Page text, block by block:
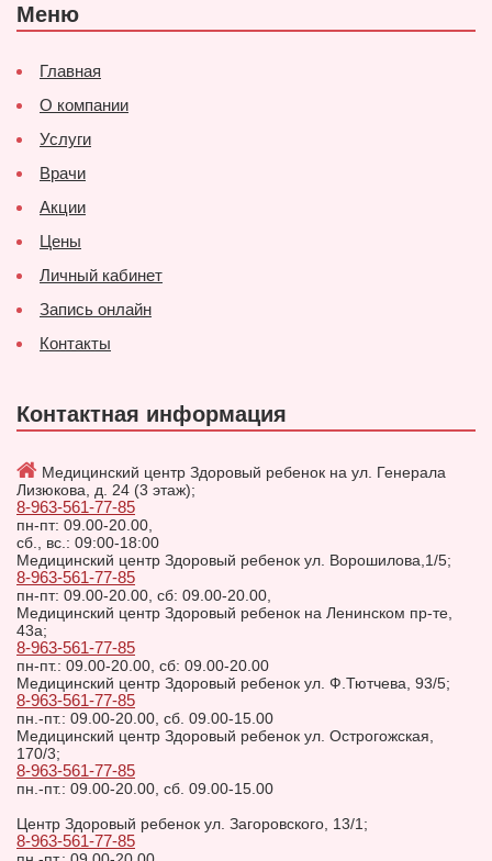
Меню
Главная
О компании
Услуги
Врачи
Акции
Цены
Личный кабинет
Запись онлайн
Контакты
Контактная информация
Медицинский центр Здоровый ребенок на ул. Генерала
Лизюкова, д. 24 (3 этаж);
8-963-561-77-85
пн-пт: 09.00-20.00,
сб., вс.: 09:00-18:00
Медицинский центр Здоровый ребенок ул. Ворошилова,1/5;
8-963-561-77-85
пн-пт: 09.00-20.00, сб: 09.00-20.00,
Медицинский центр Здоровый ребенок на Ленинском пр-те,
43а;
8-963-561-77-85
пн-пт.: 09.00-20.00, сб: 09.00-20.00
Медицинский центр Здоровый ребенок ул. Ф.Тютчева, 93/5;
8-963-561-77-85
пн.-пт.: 09.00-20.00, сб. 09.00-15.00
Медицинский центр Здоровый ребенок ул. Острогожская,
170/3;
8-963-561-77-85
пн.-пт.: 09.00-20.00, сб. 09.00-15.00
Центр Здоровый ребенок ул. Загоровского, 13/1;
8-963-561-77-85